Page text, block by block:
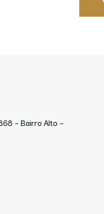
– Bairro Alto –